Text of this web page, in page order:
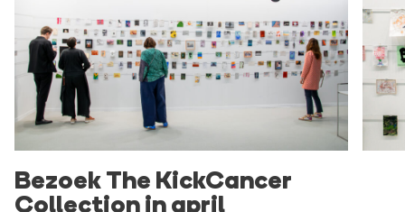
Bezoek The KickCancer
Collection in april